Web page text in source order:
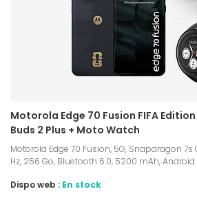
Motorola Edge 70 Fusion FIFA
Buds 2 Plus + Moto Watch
Motorola Edge 70 Fusion, 5G, Snapdragon 7s
Hz, 256 Go, Bluetooth 6.0, 5200 mAh, Android
Dispo web : En stock